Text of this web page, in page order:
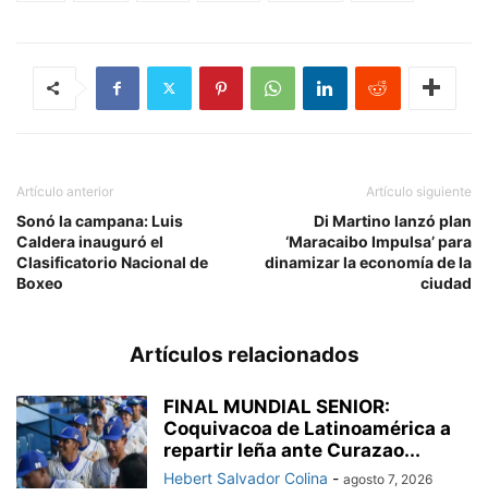
Artículo anterior
Sonó la campana: Luis
Caldera inauguró el
Clasificatorio Nacional de
Boxeo
Artículo siguiente
Di Martino lanzó plan
‘Maracaibo Impulsa’ para
dinamizar la economía de la
ciudad
Artículos relacionados
FINAL MUNDIAL SENIOR:
Coquivacoa de Latinoamérica a
repartir leña ante Curazao...
Hebert Salvador Colina - agosto 7, 2026